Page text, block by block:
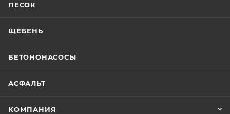
ПЕСОК
ЩЕБЕНЬ
БЕТОНОНАСОСЫ
АСФАЛЬТ
КОМПАНИЯ